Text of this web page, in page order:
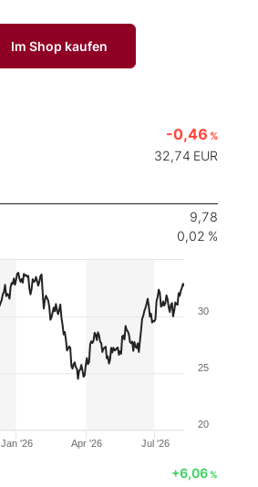
Im Shop kaufen
-0,46 %
32,74 EUR
9,78
0,02 %
Jan '26 Apr '26 Jul '26
20
25
30
+6,06%